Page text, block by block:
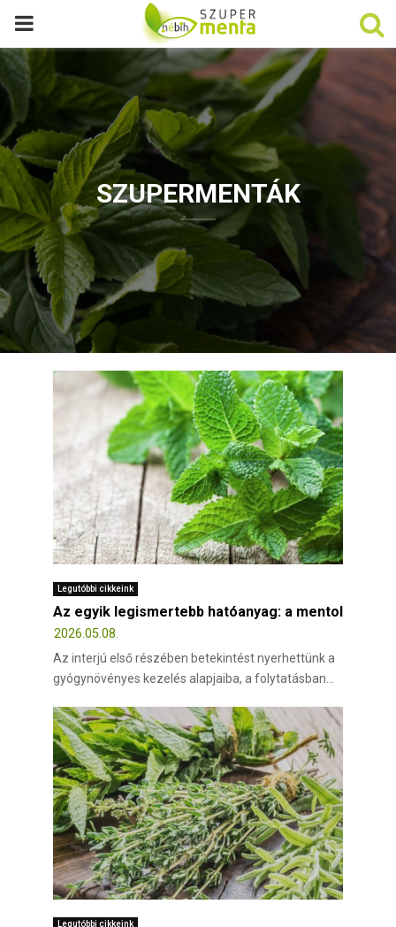
P
R
I
M
A
R
Y
M
SZUPERMENTÁK
Legutóbbi cikkeink
Az egyik legismertebb hatóanyag: a mentol
2026.05.08.
Az interjú első részében betekintést nyerhettünk a
gyógynövényes kezelés alapjaiba, a folytatásban...
Legutóbbi cikkeink